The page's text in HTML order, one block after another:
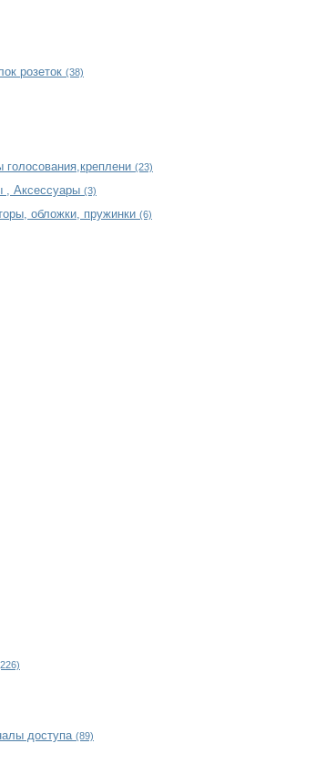
розеток (38)
(23)
, Аксессуары (3)
обложки, пружинки (6)
доступа (89)